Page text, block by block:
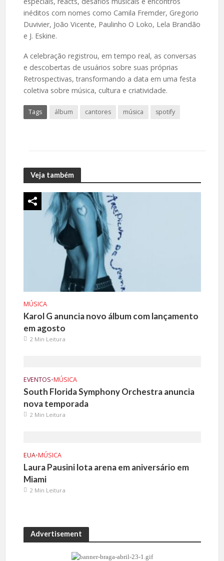
inéditos com nomes como Camila Fremder, Gregorio
Duvivier, João Vicente, Paulinho O Loko, Lela Brandão
e J. Eskine.
A celebração registrou, em tempo real, as conversas
e descobertas de usuários sobre suas próprias
Retrospectivas, transformando a data em uma festa
coletiva sobre música, cultura e criatividade.
Tags álbum cantores música spotify
Veja também
MÚSICA
Karol G anuncia novo álbum com lançamento
em agosto
2 Min Leitura
EVENTOS•MÚSICA
South Florida Symphony Orchestra anuncia
nova temporada
2 Min Leitura
EUA•MÚSICA
Laura Pausini lota arena em aniversário em
Miami
2 Min Leitura
Advertisement